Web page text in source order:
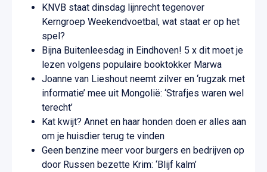
KNVB staat dinsdag lijnrecht tegenover
Kerngroep Weekendvoetbal, wat staat er op het
spel?
Bijna Buitenleesdag in Eindhoven! 5 x dit moet je
lezen volgens populaire booktokker Marwa
Joanne van Lieshout neemt zilver en ‘rugzak met
informatie’ mee uit Mongolië: ‘Strafjes waren wel
terecht’
Kat kwijt? Annet en haar honden doen er alles aan
om je huisdier terug te vinden
Geen benzine meer voor burgers en bedrijven op
door Russen bezette Krim: ‘Blijf kalm’